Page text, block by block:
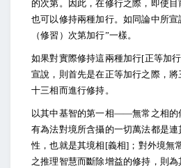
的次第。因此，在修行之際，即使目
也可以修持兩種加行。如同論中所
（修習）次第加行”一樣。
如果對實際修持這兩種加行[正等加
宣說，則首先是在正等加行之際，
十三相而進行修持。
以其中基智的第一相——無常之相的
有為法對境所含攝的一切萬法都是
性，也就是其境相[義相]；對外境無
之推理智慧而斷除增益的修持，則為